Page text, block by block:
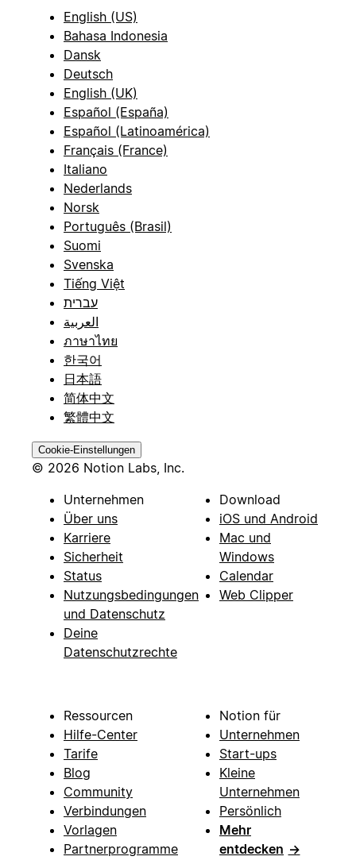
English (US)
Bahasa Indonesia
Dansk
Deutsch
English (UK)
Español (España)
Español (Latinoamérica)
Français (France)
Italiano
Nederlands
Norsk
Português (Brasil)
Suomi
Svenska
Tiếng Việt
עברית
العربية
ภาษาไทย
한국어
日本語
简体中文
繁體中文
Cookie-Einstellungen
© 2026 Notion Labs, Inc.
Unternehmen
Über uns
Karriere
Sicherheit
Status
Nutzungsbedingungen
und Datenschutz
Deine
Datenschutzrechte
Download
iOS und Android
Mac und
Windows
Calendar
Web Clipper
Ressourcen
Hilfe-Center
Tarife
Blog
Community
Verbindungen
Vorlagen
Partnerprogramme
Notion für
Unternehmen
Start-ups
Kleine
Unternehmen
Persönlich
Mehr
entdecken →